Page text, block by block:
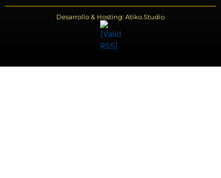
Desarrollo & Hosting: Atiko.Studio